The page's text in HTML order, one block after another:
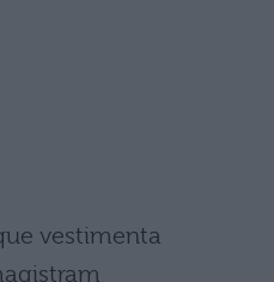
vestimenta